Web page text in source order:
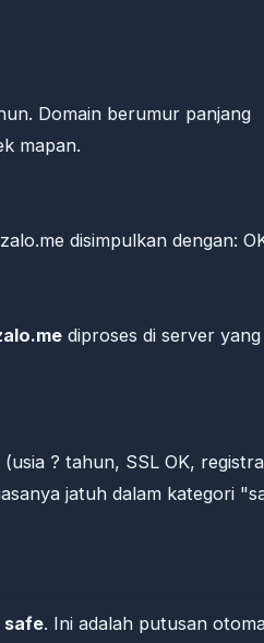
Domain berumur panjang
mapan.
disimpulkan dengan:
diproses di server yang
? tahun, SSL OK,
jatuh dalam kategori
safe. Ini adalah putusan